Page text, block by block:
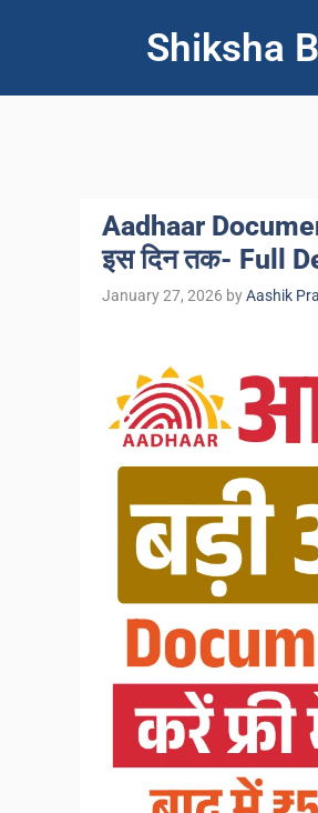
Shiksha
Aadhaar
इस दिन तक- Full
January 27, 2026 byAashik